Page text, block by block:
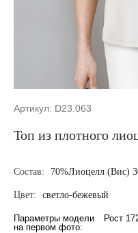
Артикул: D23.063
Топ из плотного
Состав: 70%Лиоцелл (Вис)
Цвет: светло-бежевый
Параметры модели
на первом фото:
Рост